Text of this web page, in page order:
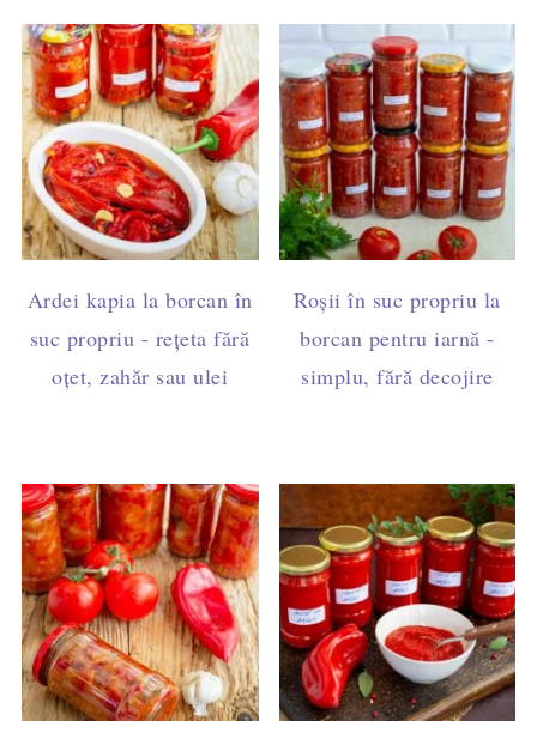
Ardei kapia la borcan în
suc propriu - rețeta fără
oțet, zahăr sau ulei
Roșii în suc propriu la
borcan pentru iarnă -
simplu, fără decojire